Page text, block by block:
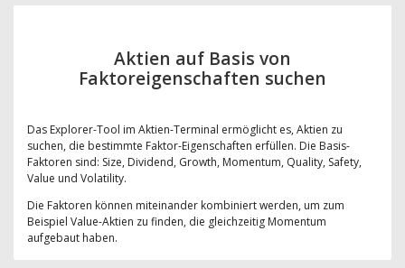
Aktien auf Basis von
Faktoreigenschaften suchen
Das Explorer-Tool im Aktien-Terminal ermöglicht es, Aktien zu
suchen, die bestimmte Faktor-Eigenschaften erfüllen. Die Basis-
Faktoren sind: Size, Dividend, Growth, Momentum, Quality, Safety,
Value und Volatility.
Die Faktoren können miteinander kombiniert werden, um zum
Beispiel Value-Aktien zu finden, die gleichzeitig Momentum
aufgebaut haben.